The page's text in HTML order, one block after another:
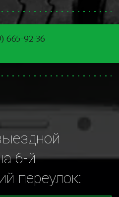
665-92-36
6-й
переулок: